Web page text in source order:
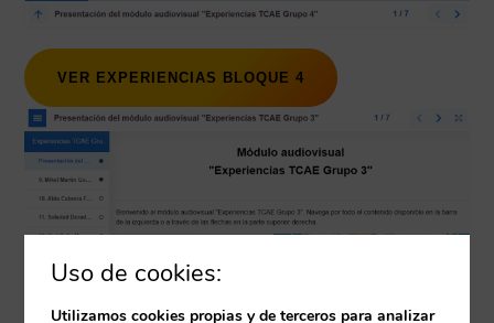
VER EXPERIENCIAS BLOQUE 4
Uso de cookies:
Utilizamos cookies propias y de terceros para analizar